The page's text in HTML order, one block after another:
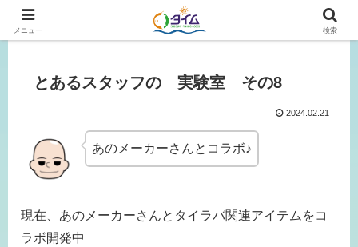
広島、岡山の釣り情報はタイムにおまかせ！
とあるスタッフの 実験室 その8
2024.02.21
あのメーカーさんとコラボ♪
現在、あのメーカーさんとタイラバ関連アイテムをコ
ラボ開発中
メニュー 検索